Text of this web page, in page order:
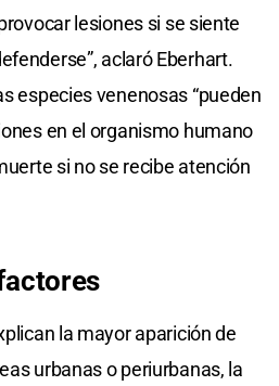
lesiones si se siente
aclaró Eberhart.
especies venenosas “pueden
en el organismo humano
si no se recibe atención
la mayor aparición de
urbanas o periurbanas, la